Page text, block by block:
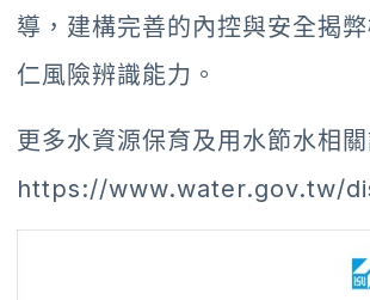
導，建構完善的內控與安全揭
仁風險辨識能力。
更多水資源保育及用水節水相
https://www.water.gov.tw/